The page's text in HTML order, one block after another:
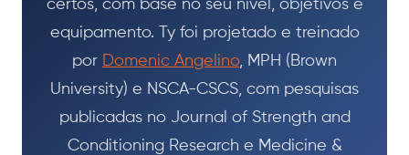
certos, com base no seu nível, objetivos e
equipamento. Ty foi projetado e treinado
por Domenic Angelino, MPH (Brown
University) e NSCA-CSCS, com pesquisas
publicadas no Journal of Strength and
Conditioning Research e Medicine &